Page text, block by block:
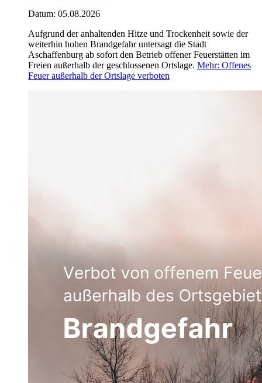
Datum: 05.08.2026
Aufgrund der anhaltenden Hitze und Trockenheit sowie der
weiterhin hohen Brandgefahr untersagt die Stadt
Aschaffenburg ab sofort den Betrieb offener Feuerstätten im
Freien außerhalb der geschlossenen Ortslage. Mehr: Offenes
Feuer außerhalb der Ortslage verboten